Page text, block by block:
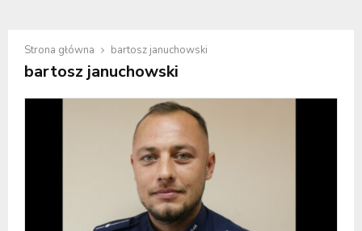
Strona główna bartosz januchowski
bartosz januchowski